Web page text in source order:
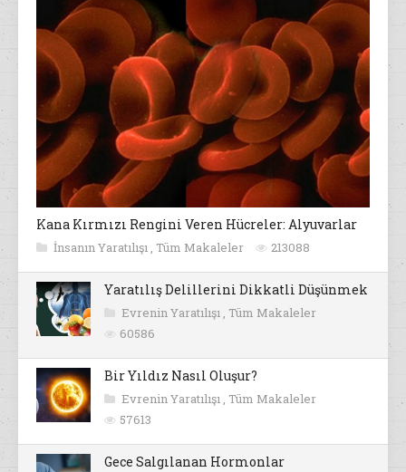
Kana Kırmızı Rengini Veren Hücreler: Alyuvarlar
İnsanın Yaratılışı , Tüm Makaleler 213088
Yaratılış Delillerini Dikkatli Düşünmek
Evrenin Yaratılışı , Tüm Makaleler
60586
Bir Yıldız Nasıl Oluşur?
Evrenin Yaratılışı , Tüm Makaleler
57613
Gece Salgılanan Hormonlar